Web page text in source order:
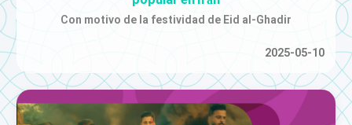
Con motivo de la festividad de Eid al-Ghadir
2025-05-10